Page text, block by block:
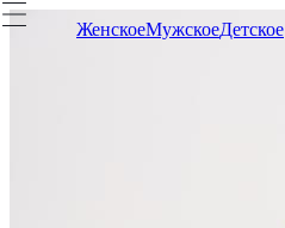
ЖенскоеМужскоеДетское